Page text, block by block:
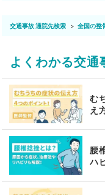
交通事故 通院先検索 全国の整
よくわかる交通
む
え
腰
ハ